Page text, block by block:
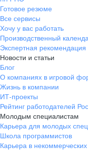
Готовое резюме
Все сервисы
Хочу у вас работать
Производственный
Экспертная рекомендация
Новости и статьи
Блог
О компаниях в игровой
Жизнь в компании
ИТ-проекты
Рейтинг работодателей
Молодым специалистам
Карьера для молодых
Школа программистов
Карьера в